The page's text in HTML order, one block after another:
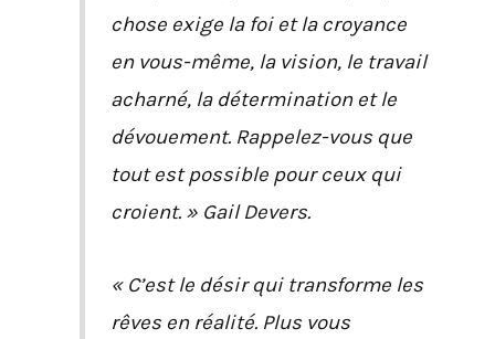
chose exige la foi et la croyance
en vous-même, la vision, le travail
acharné, la détermination et le
dévouement. Rappelez-vous que
tout est possible pour ceux qui
croient. » Gail Devers.
« C’est le désir qui transforme les
rêves en réalité. Plus vous